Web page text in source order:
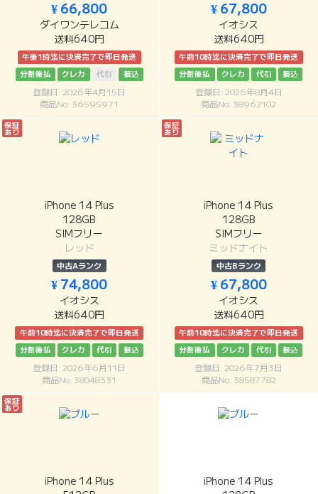
¥ 66,800
ダイワンテレコム
送料640円
午後1時迄に決済完了で即日発送
分割後払
クレカ 代引 振込
登録日: 2026年4月15日
商品No: 36595971
¥ 67,800
イオシス
送料640円
午前10時迄に決済完了で即日発送
分割後払
クレカ 代引 振込
登録日: 2026年8月4日
商品No: 38962102
保証
あり
iPhone 14 Plus
128GB
SIMフリー
レッド
中古Aランク
¥ 74,800
イオシス
送料640円
午前10時迄に決済完了で即日発送
分割後払
クレカ 代引 振込
登録日: 2026年6月11日
商品No: 38048331
保証
あり
iPhone 14 Plus
128GB
SIMフリー
ミッドナイト
中古Bランク
¥ 67,800
イオシス
送料640円
午前10時迄に決済完了で即日発送
分割後払
クレカ 代引 振込
登録日: 2026年7月3日
商品No: 38587782
保証
あり
iPhone 14 Plus
iPhone 14 Plus